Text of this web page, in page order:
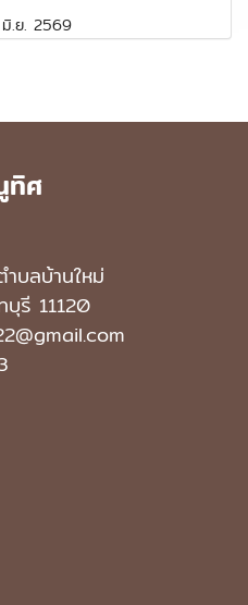
.ย. 2569
ทิศ
บลบ้านใหม่
รี 11120